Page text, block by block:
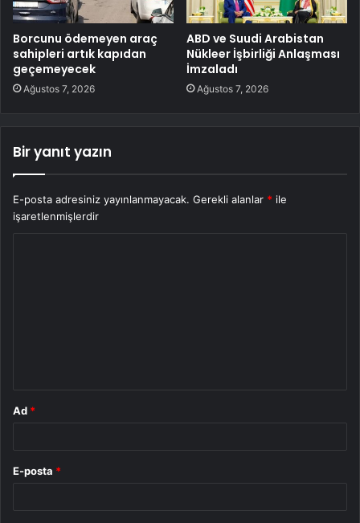
Borcunu ödemeyen araç
sahipleri artık kapıdan
geçemeyecek
Ağustos 7, 2026
ABD ve Suudi Arabistan
Nükleer İşbirliği Anlaşması
İmzaladı
Ağustos 7, 2026
Bir yanıt yazın
E-posta adresiniz yayınlanmayacak. Gerekli alanlar * ile
işaretlenmişlerdir
Ad *
E-posta *